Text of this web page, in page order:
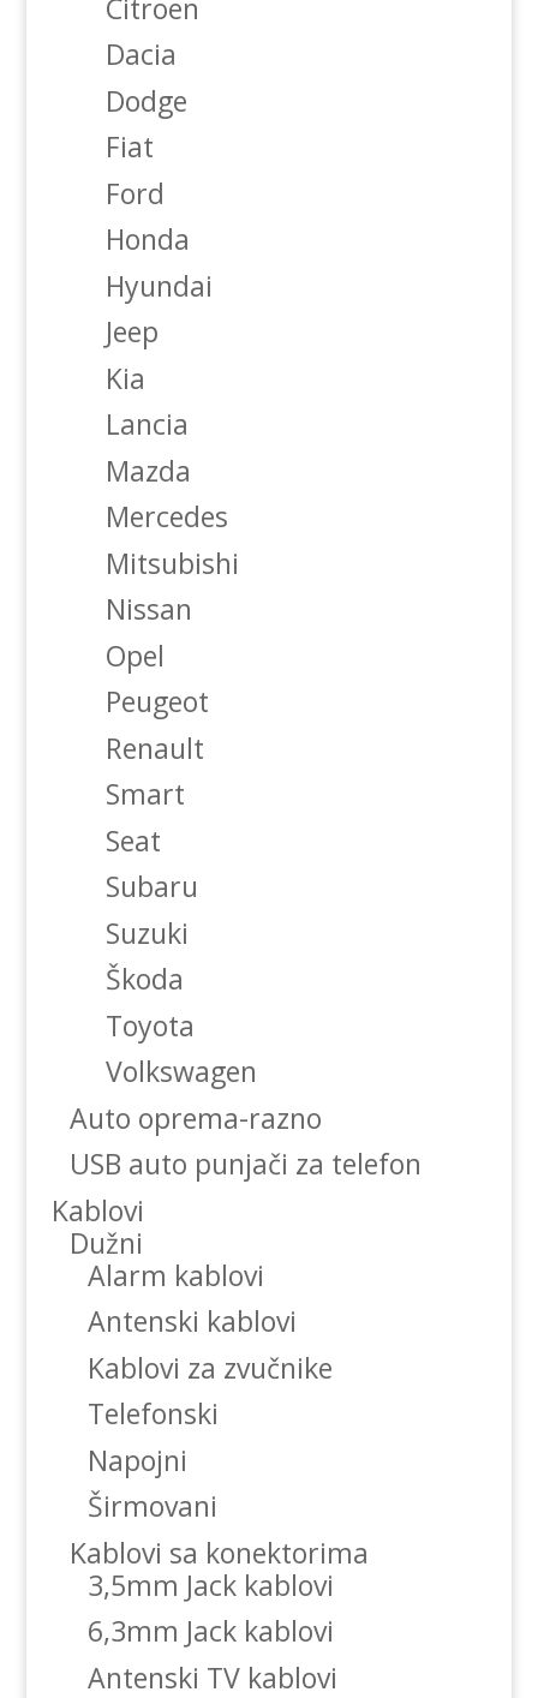
Citroen
Dacia
Dodge
Fiat
Ford
Honda
Hyundai
Jeep
Kia
Lancia
Mazda
Mercedes
Mitsubishi
Nissan
Opel
Peugeot
Renault
Smart
Seat
Subaru
Suzuki
Škoda
Toyota
Volkswagen
Auto oprema-razno
USB auto punjači za telefon
Kablovi
Dužni
Alarm kablovi
Antenski kablovi
Kablovi za zvučnike
Telefonski
Napojni
Širmovani
Kablovi sa konektorima
3,5mm Jack kablovi
6,3mm Jack kablovi
Antenski TV kablovi